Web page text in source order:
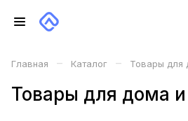
Главная – Каталог – Товары для
Товары для дома